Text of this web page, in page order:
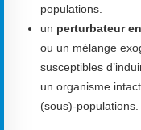
populations.
un perturbateur
ou un mélange
susceptibles
un organisme
(sous)-populations.